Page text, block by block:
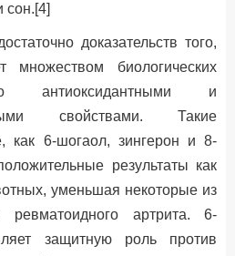
сон.[4]
доказательств того,
множеством биологических
антиоксидантными и
свойствами. Такие
как 6-шогаол, зингерон и 8-
результаты как
уменьшая некоторые из
ревматоидного артрита. 6-
защитную роль против